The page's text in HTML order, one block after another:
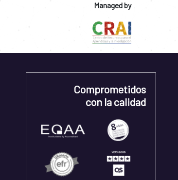
Managed by
Comprometidos
con la calidad